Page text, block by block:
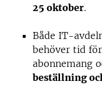
25 oktober.
Både IT-
behöver tid
abonnemang
beställning